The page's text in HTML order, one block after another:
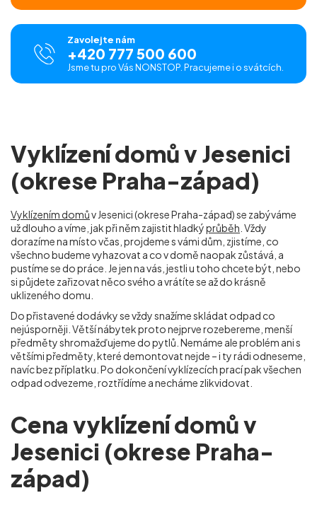
Zavolejte nám
+420 777 500 600
Jsme tu pro Vás NONSTOP. Pracujeme i o svátcích.
Vyklízení domů v Jesenici
(okrese Praha-západ)
Vyklízením domův Jesenici (okrese Praha-západ) se zabýváme
už dlouho a víme, jak při něm zajistit hladkýprůběh . Vždy
dorazíme na místo včas, projdeme s vámi dům, zjistíme, co
všechno budeme vyhazovat a co v domě naopak zůstává, a
pustíme se do práce. Je jen na vás, jestli u toho chcete být, nebo
si půjdete zařizovat něco svého a vrátíte se až do krásně
uklizeného domu.
Do přistavené dodávky se vždy snažíme skládat odpad co
nejúsporněji. Větší nábytek proto nejprve rozebereme, menší
předměty shromažďujeme do pytlů. Nemáme ale problém ani s
většími předměty, které demontovat nejde – i ty rádi odneseme,
navíc bez příplatku. Po dokončení vyklízecích prací pak všechen
odpad odvezeme, roztřídíme a necháme zlikvidovat.
Cena vyklízení domů v
Jesenici (okrese Praha-
západ)